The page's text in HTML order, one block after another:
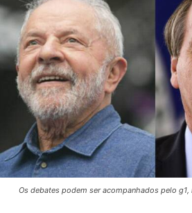
Os debates podem ser acompanhados pelo